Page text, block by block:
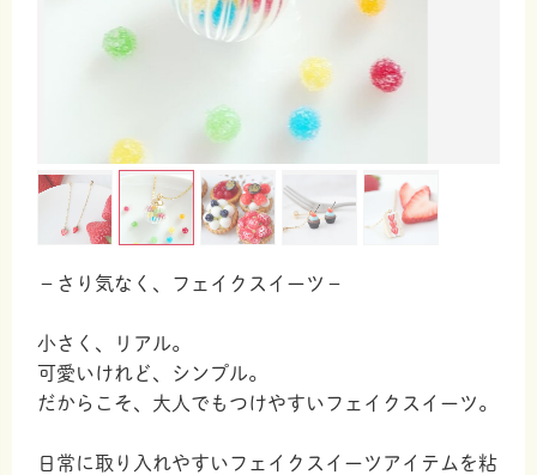
−さり気なく、フェイクスイーツ−
小さく、リアル。
可愛いけれど、シンプル。
だからこそ、大人でもつけやすいフェイクスイーツ。
日常に取り入れやすいフェイクスイーツアイテムを粘